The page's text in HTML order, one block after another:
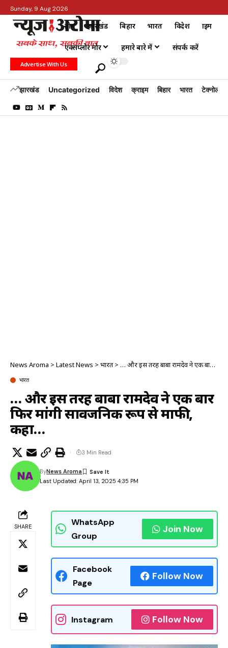
Sunday, 9 Aug 2026
होम झारखंड बिहार भारत विदेश क्राइम
एक्सप्लोर मोर हमारे बारे में संपर्क करें
Advertise With Us
झारखंड Uncategorized विदेश क्राइम बिहार भारत टेक्नोलॉजी
News Aroma > Latest News > भारत> … और इस तरह बाबा रामदेव ने एक बार फिर मांगी सार्वजनिक रूप से माफी, कहा…
भारत
… और इस तरह बाबा रामदेव ने एक बार
फिर मांगी सार्वजनिक रूप से माफी,
कहा…
Last Updated: April 13, 2025 4:35 PM
ByNews Aroma
3 Min Read
SHARE
WhatsApp
Group
Join Now
Facebook
Page
Follow Now
Instagram Follow Now